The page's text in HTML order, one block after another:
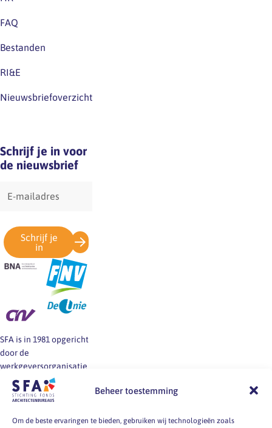
Beheer toestemming
Om de beste ervaringen te bieden, gebruiken wij technologieën zoals
FAQ
Bestanden
RI&E
Nieuwsbriefoverzicht
Schrijf je in voor
de nieuwsbrief
mailadres
Schrijf je
in
SFA is in 1981 opgericht
door de
werkgeversorganisatie
BNA en de vakbonden
FNV, CNV en De Unie.
werkgevers en